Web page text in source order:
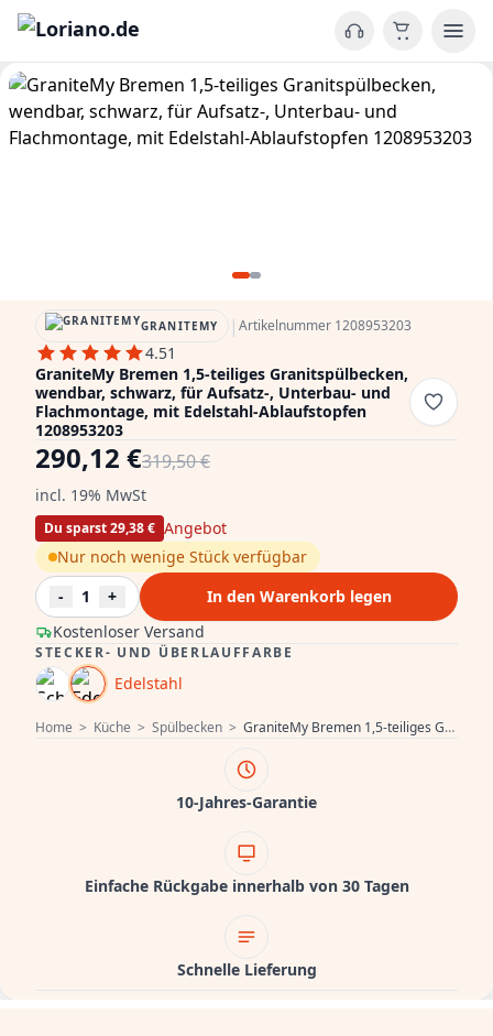
Home > Küche > Spülbecken > GraniteMy Bremen 1,5-teiliges Granitspülbecken, wendbar, schwarz, für Aufsatz-, Unterbau- und Flachmontage, mit Edelstahl-Ablaufstopfen 1208953203
GRANITEMY | Artikelnummer 1208953203
4.51
GraniteMy Bremen 1,5-teiliges Granitspülbecken,
wendbar, schwarz, für Aufsatz-, Unterbau- und
Flachmontage, mit Edelstahl-Ablaufstopfen
1208953203
290,12 €319,50 €
incl. 19% MwSt
Du sparst 29,38 € Angebot
Kostenloser Versand
Nur noch wenige Stück verfügbar
-
1 + In den Warenkorb legen
STECKER- UND ÜBERLAUFFARBE
Edelstahl
10-Jahres-Garantie
Einfache Rückgabe innerhalb von 30 Tagen
Schnelle Lieferung